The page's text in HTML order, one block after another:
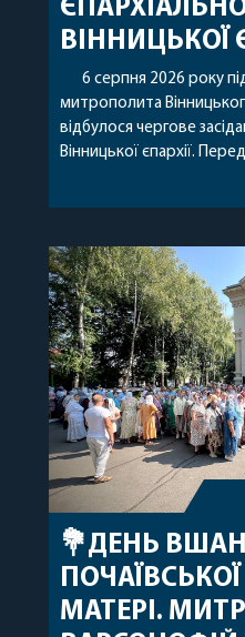
ВІННИЦЬКОЇ
6 серпня 2026 року
митрополита
відбулося чергове
Вінницької єпархії.
секретар Єпархіальної
побажавши йому
допомоги, миру,
благословенних успіхів
архіпастирському
💐ДЕНЬ
МАТЕРІ.